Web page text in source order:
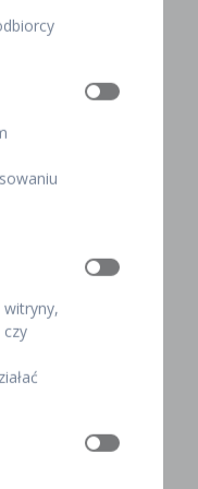
naturalne
chorobom.
sprawiają,
Chrzan
C, B6, kwasu
dzięki czemu
dietę.
które poprawiają
Te
nowotworowych i
różne typy raka,
witryny,
czy